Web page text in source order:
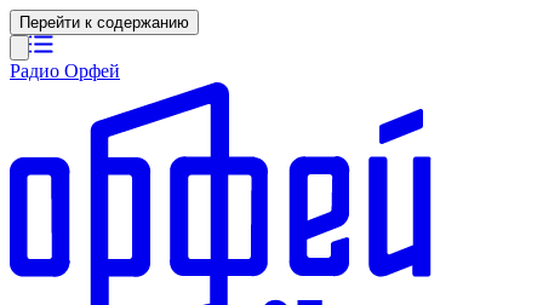
Перейти к содержанию
Радио Орфей